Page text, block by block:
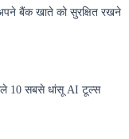
बैंक खाते को सुरक्षित रखने
10 सबसे धांसू AI टूल्स